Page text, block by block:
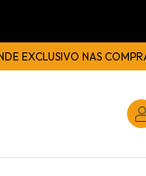
NAS COMPRAS